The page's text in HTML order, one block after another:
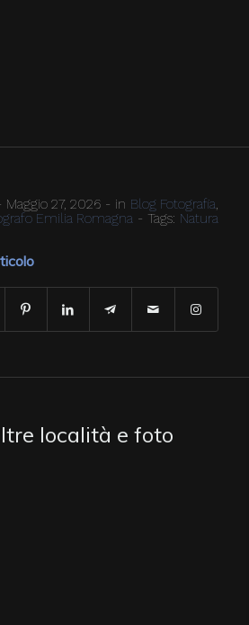
Maggio 27, 2026 - in Blog Fotografia,
Emilia Romagna - Tags: Natura
località e foto